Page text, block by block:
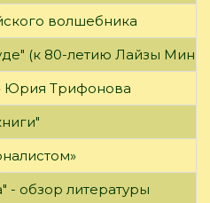
волшебника
(к 80-летию Лайзы
Юрия Трифонова
- обзор литературы